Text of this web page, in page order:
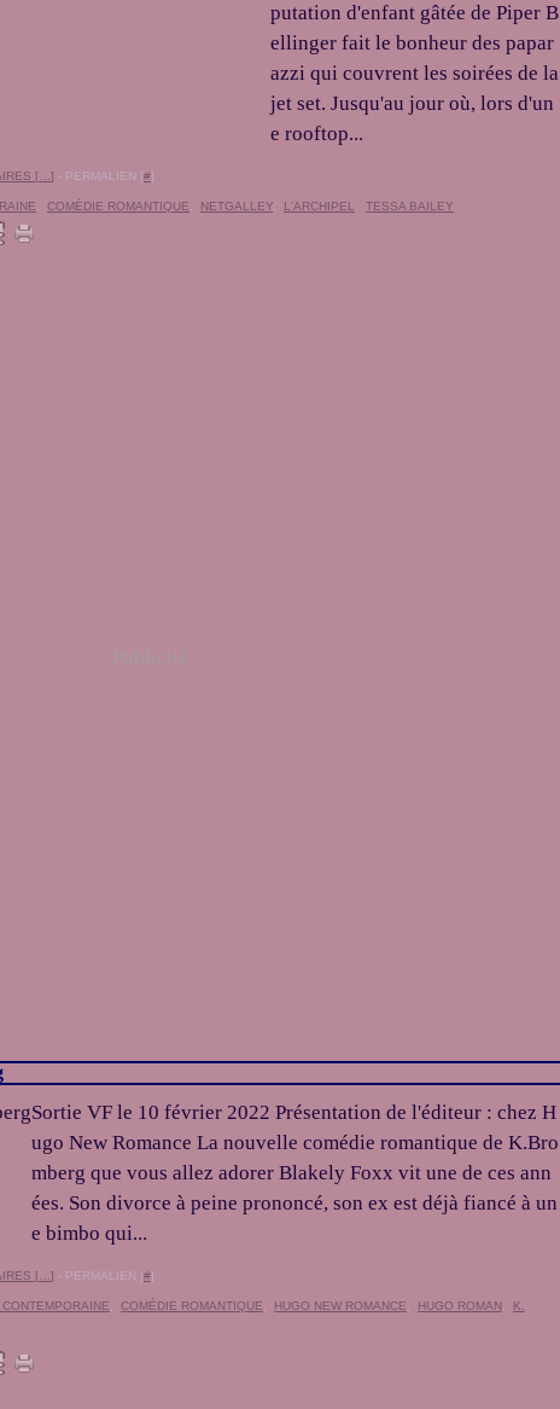
putation d'enfant gâtée de Piper B
ellinger fait le bonheur des papar
azzi qui couvrent les soirées de la
jet set. Jusqu'au jour où, lors d'un
e rooftop...
[ ] - PERMALIEN [#]
COMÉDIE ROMANTIQUE NETGALLEY L'ARCHIPEL TESSA BAILEY
Publicité
Sortie VF le 10 février 2022 Présentation de l'éditeur : chez H
ugo New Romance La nouvelle comédie romantique de K.Bro
mberg que vous allez adorer Blakely Foxx vit une de ces ann
ées. Son divorce à peine prononcé, son ex est déjà fiancé à un
e bimbo qui...
[ ] - PERMALIEN [#]
COMÉDIE ROMANTIQUE HUGO NEW ROMANCE HUGO ROMAN K.